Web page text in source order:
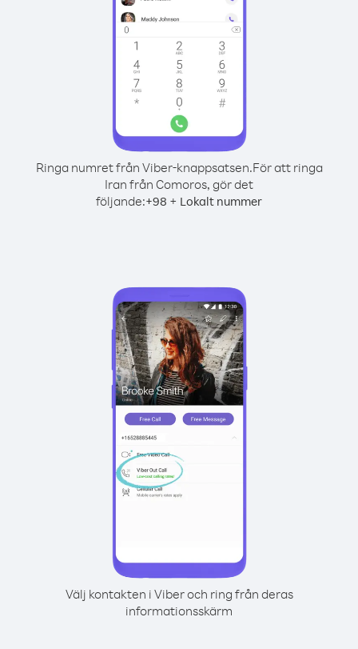
Ringa numret från Viber-knappsatsen.För att ringa
Iran från Comoros, gör det
följande:+98 + Lokalt nummer
Välj kontakten i Viber och ring från deras
informationsskärm